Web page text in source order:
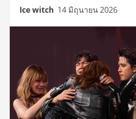
Ice witch 14 มิถุนายน 2026